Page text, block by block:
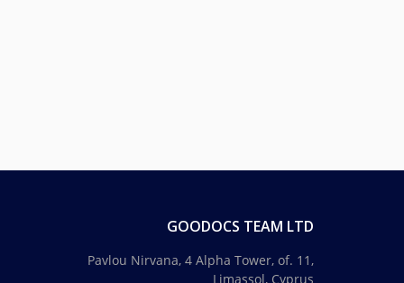
GOODOCS TEAM LTD
Pavlou Nirvana, 4 Alpha Tower, of. 11,
Limassol, Cyprus